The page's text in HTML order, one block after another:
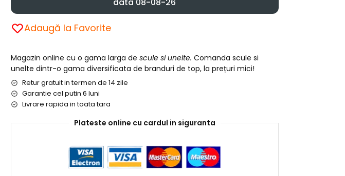
Adaugă la Favorite
Magazin online cu o gama larga de scule si unelte. Comanda scule si
unelte dintr-o gama diversificata de branduri de top, la prețuri mici!
Retur gratuit in termen de 14 zile
Garantie cel putin 6 luni
Livrare rapida in toata tara
Plateste online cu cardul in siguranta